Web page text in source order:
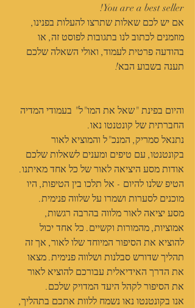
You are a best seller!
אם יש לכם שאלות שתרצו להעלות בפנינו,
מוזמנים לכתוב לנו בתגובות לפוסט זה, או
בהודעה פרטית לעמוד, ואולי השאלה שלכם
תענה בשבוע הבא!
והיום בפינת "שאל את המו"ל" בעמודי המדיה
החברתית של קונטנטו נאו.
נתנאל סמריק, המנכ"ל והמוציא לאור
בקונטנטו, עם טיפים ומענים לשאלות שלכם
אודות מסע היציאה לאור של כל אחד מאיתנו.
הטיפ שלנו להיום - אל תלכו בין הטיפות, היו
מוכנים לסערות ושמרו על שלווה פנימית.
מסע יציאה לאור מלווה בהרבה רגשות,
אמוציות, מהמורות וקשיים. כל אחד יכול
להוציא את הסיפור המיוחד שלו לאור, אך זה
תהליך שדורש סבלנות ושלווה פנימית. מצאו
את הדרך האידיאלית עבורכם להוציא לאור
את הסיפור לקהל היעד המדויק שלכם.
אנו בקונטנטו נאו נשמח ללוות אתכם בתהליך,